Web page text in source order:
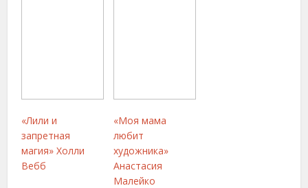
«Лили и
запретная
магия» Холли
Вебб
«Моя мама
любит
художника»
Анастасия
Малейко